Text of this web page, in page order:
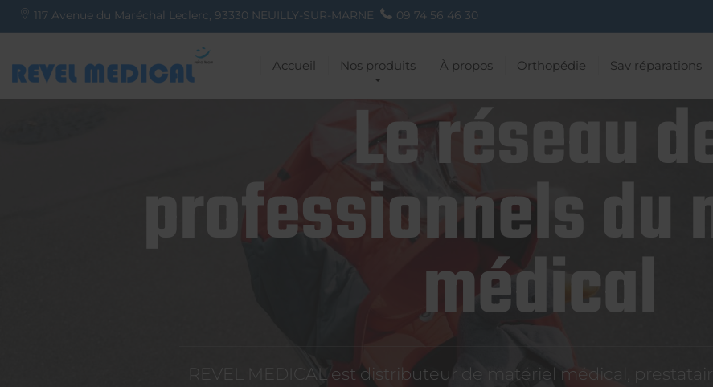
117 Avenue du Maréchal Leclerc, 93330 NEUILLY-SUR-MARNE 09 74 56 46 30
Accueil Nos produits À propos Orthopédie Sav réparations
Le réseau
professionnels du
médical
REVEL MEDICAL est distributeur de matériel médical,